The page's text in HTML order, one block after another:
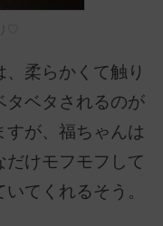
♡
柔らかくて触り
タベタされるのが
が、福ちゃんは
だけモフモフして
てくれるそう。